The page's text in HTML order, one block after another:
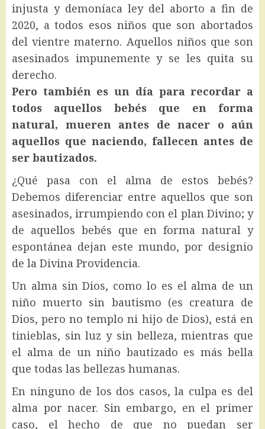
injusta y demoníaca ley del aborto a fin de
2020, a todos esos niños que son abortados
del vientre materno. Aquellos niños que son
asesinados impunemente y se les quita su
derecho.
Pero también es un día para recordar a
todos aquellos bebés que en forma
natural, mueren antes de nacer o aún
aquellos que naciendo, fallecen antes de
ser bautizados.
¿Qué pasa con el alma de estos bebés?
Debemos diferenciar entre aquellos que son
asesinados, irrumpiendo con el plan Divino; y
de aquellos bebés que en forma natural y
espontánea dejan este mundo, por designio
de la Divina Providencia.
Un alma sin Dios, como lo es el alma de un
niño muerto sin bautismo (es creatura de
Dios, pero no templo ni hijo de Dios), está en
tinieblas, sin luz y sin belleza, mientras que
el alma de un niño bautizado es más bella
que todas las bellezas humanas.
En ninguno de los dos casos, la culpa es del
alma por nacer. Sin embargo, en el primer
caso, el hecho de que no puedan ser